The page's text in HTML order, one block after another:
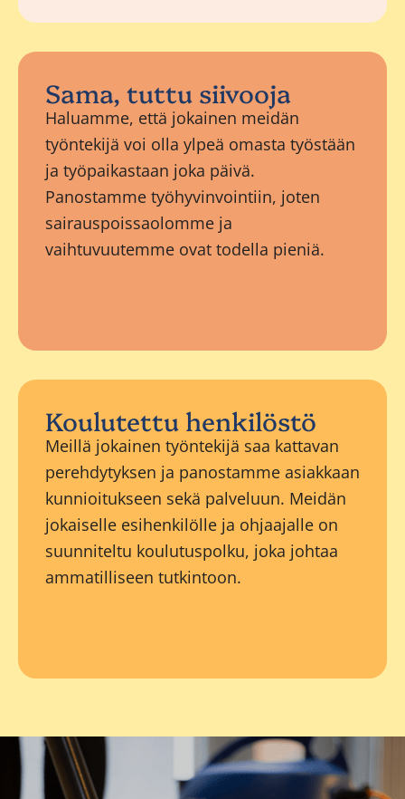
Sama, tuttu siivooja
Haluamme, että jokainen meidän
työntekijä voi olla ylpeä omasta työstään
ja työpaikastaan joka päivä.
Panostamme työhyvinvointiin, joten
sairauspoissaolomme ja
vaihtuvuutemme ovat todella pieniä.
Koulutettu henkilöstö
Meillä jokainen työntekijä saa kattavan
perehdytyksen ja panostamme asiakkaan
kunnioitukseen sekä palveluun. Meidän
jokaiselle esihenkilölle ja ohjaajalle on
suunniteltu koulutuspolku, joka johtaa
ammatilliseen tutkintoon.